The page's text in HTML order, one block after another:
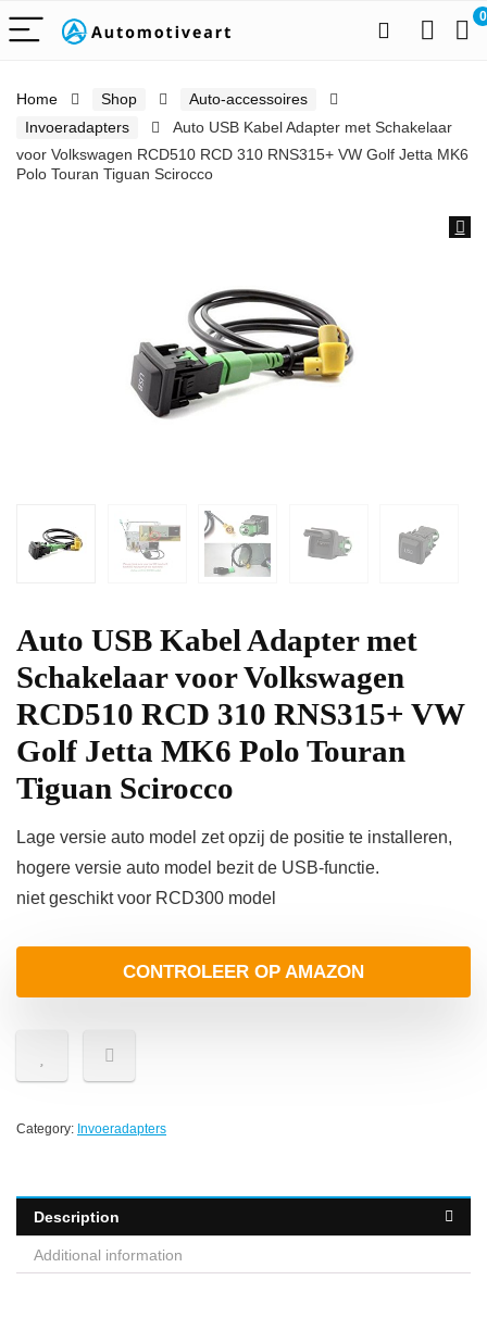
0
Home Shop
Auto-accessoires
Invoeradapters
Auto USB Kabel Adapter met Schakelaar
voor Volkswagen RCD510 RCD 310 RNS315+ VW Golf Jetta MK6
Polo Touran Tiguan Scirocco
Auto USB Kabel Adapter met
Schakelaar voor Volkswagen
RCD510 RCD 310 RNS315+ VW
Golf Jetta MK6 Polo Touran
Tiguan Scirocco
Lage versie auto model zet opzij de positie te installeren,
hogere versie auto model bezit de USB-functie.
niet geschikt voor RCD300 model
CONTROLEER OP AMAZON
Category: Invoeradapters
Description
Additional information